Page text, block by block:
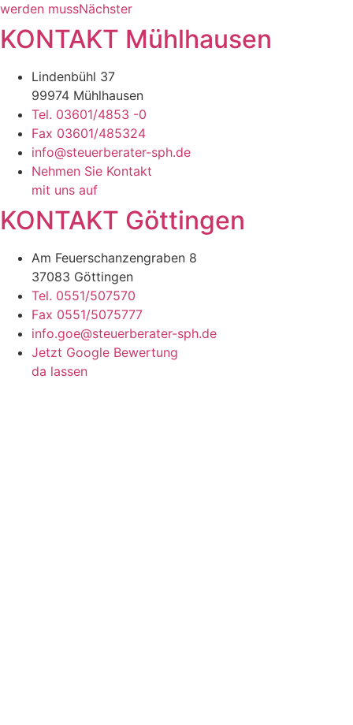
werden mussNächster
KONTAKT Mühlhausen
Lindenbühl 37
99974 Mühlhausen
Tel. 03601/4853 -0
Fax 03601/485324
info@steuerberater-sph.de
Nehmen Sie Kontakt
mit uns auf
KONTAKT Göttingen
Am Feuerschanzengraben 8
37083 Göttingen
Tel. 0551/507570
Fax 0551/5075777
info.goe@steuerberater-sph.de
Jetzt Google Bewertung
da lassen